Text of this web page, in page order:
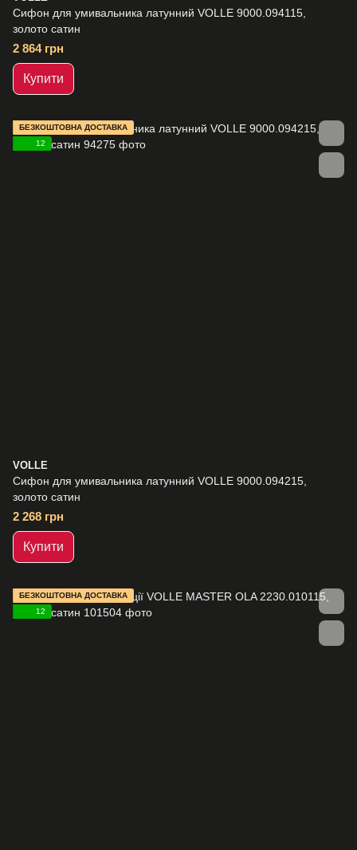
Сифон для умивальника латунний VOLLE 9000.094115,
золото сатин
2 864 грн
Купити
БЕЗКОШТОВНА ДОСТАВКА
12
VOLLE
Сифон для умивальника латунний VOLLE 9000.094215,
золото сатин
2 268 грн
Купити
БЕЗКОШТОВНА ДОСТАВКА
12